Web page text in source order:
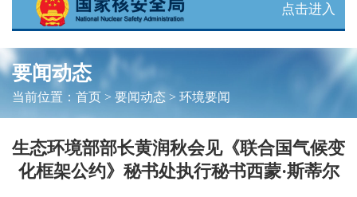
点击进入
要闻动态
当前位置： 首页> 要闻动态 > 环境要闻
生态环境部部长黄润秋会见《联合国气候变
化框架公约》秘书处执行秘书西蒙·斯蒂尔